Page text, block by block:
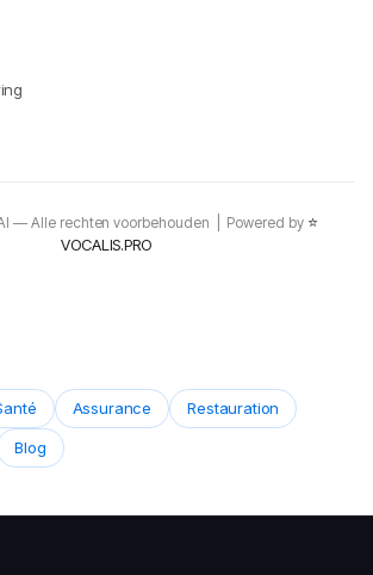
— Alle rechten voorbehouden | Powered by ⭐
VOCALIS.PRO
Assurance Restauration
Blog